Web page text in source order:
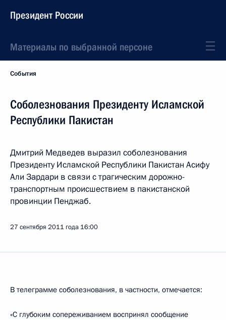
Президент России
Материалы по выбранной персоне
События
Соболезнования Президенту Исламской
Республики Пакистан
Дмитрий Медведев выразил соболезнования
Президенту Исламской Республики Пакистан Асифу
Али Зардари в связи с трагическим дорожно-
транспортным происшествием в пакистанской
провинции Пенджаб.
27 сентября 2011 года 16:00
В телеграмме соболезнования, в частности, отмечается:
«С глубоким сопереживанием воспринял сообщение